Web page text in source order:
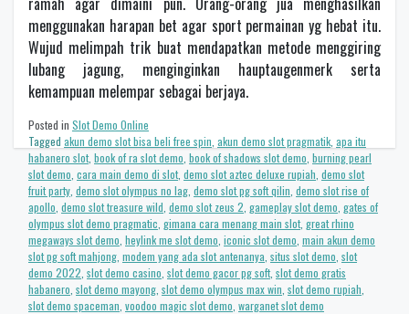
menggunakan harapan bet agar sport permainan yg hebat itu.
Wujud melimpah trik buat mendapatkan metode menggiring
lubang jagung, menginginkan hauptaugenmerk serta
kemampuan melempar sebagai berjaya.
Posted in Slot Demo Online
Tagged akun demo slot bisa beli free spin akun demo slot pragmatik apa itu
habanero slot, book of ra slot demo book of shadows slot demo burning pearl
slot demo cara main demo di slot, demo slot aztec deluxe rupiah demo slot
fruit party demo slot olympus no lag demo slot pg soft qilin demo slot rise of
apollo demo slot treasure wild demo slot zeus 2 gameplay slot demo gates of
olympus slot demo pragmatic gimana cara menang main slot, great rhino
megaways slot demo heylink me slot demo iconic slot demo main akun demo
slot pg soft mahjong modem yang ada slot antenanya situs slot demo slot
demo 2022 slot demo casino slot demo gacor pg soft, slot demo gratis
habanero slot demo mayong slot demo olympus max win slot demo rupiah
slot demo spaceman voodoo magic slot demo warganet slot demo